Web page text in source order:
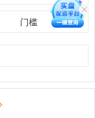
门槛